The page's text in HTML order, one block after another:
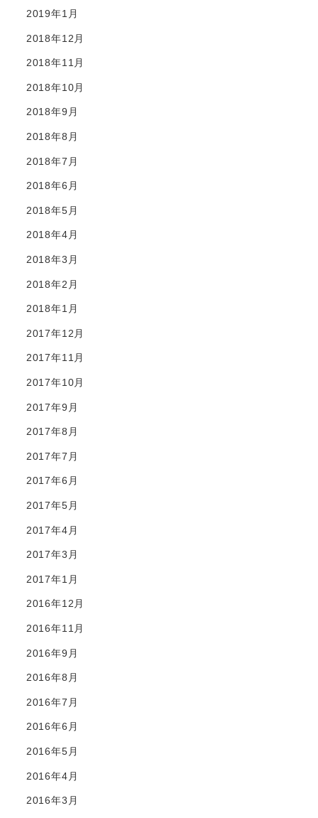
2019年1月
2018年12月
2018年11月
2018年10月
2018年9月
2018年8月
2018年7月
2018年6月
2018年5月
2018年4月
2018年3月
2018年2月
2018年1月
2017年12月
2017年11月
2017年10月
2017年9月
2017年8月
2017年7月
2017年6月
2017年5月
2017年4月
2017年3月
2017年1月
2016年12月
2016年11月
2016年9月
2016年8月
2016年7月
2016年6月
2016年5月
2016年4月
2016年3月